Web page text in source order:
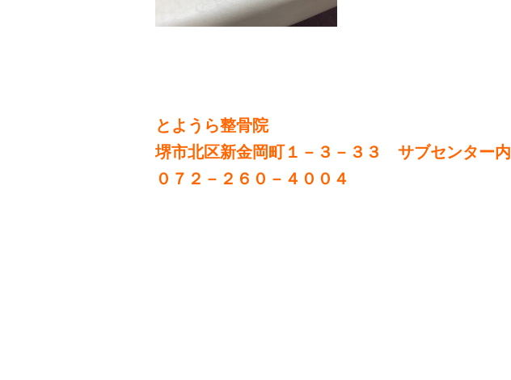
とようら整骨院
堺市北区新金岡町１－３－３３ サブセンター内
０７２－２６０－４００４